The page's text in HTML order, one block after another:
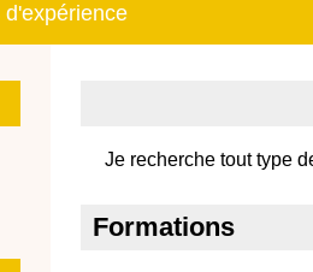
Je recherche tout type
Formations